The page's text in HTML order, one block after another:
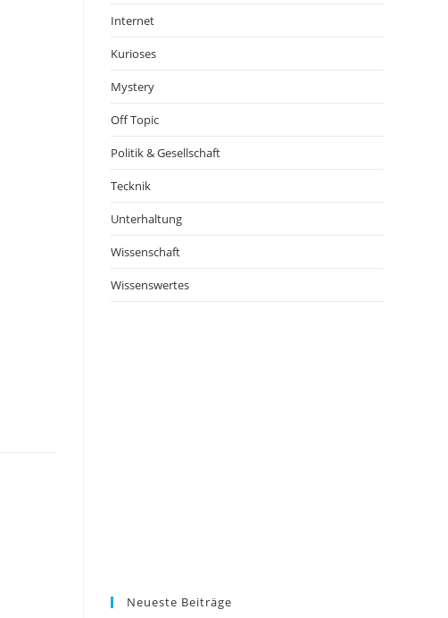
Internet
Kurioses
Mystery
Off Topic
Politik & Gesellschaft
Tecknik
Unterhaltung
Wissenschaft
Wissenswertes
Neueste Beiträge